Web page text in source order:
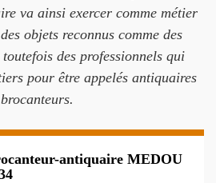
va ainsi exercer comme métier
objets reconnus comme des
des professionnels qui
pour être appelés antiquaires
brocanteurs.
antiquaire MEDOU